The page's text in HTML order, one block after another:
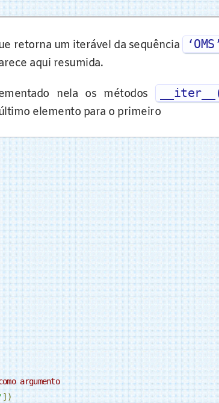
retorna um iterável da sequência ‘OMS’
aqui resumida.
nela os métodos
elemento para o primeiro
argumento
])